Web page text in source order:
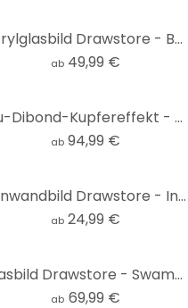
Acrylglasbild Drawstore - Boattrip
ab 49,99 €
Alu-Dibond-Kupfereffekt - Drawstore - Swampland
ab 94,99 €
Leinwandbild Drawstore - In the Woods
ab 24,99 €
Glasbild Drawstore - Swampland
ab 69,99 €